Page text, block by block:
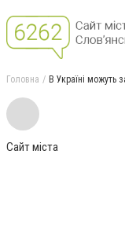
Головна В Україні можуть
Сайт міста